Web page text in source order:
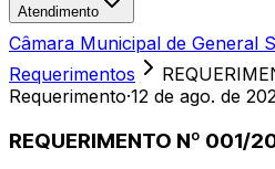
Atendimento
Câmara Municipal de General
Requerimentos
Requerimento·12 de ago. de
REQUERIMENTO Nº 001/